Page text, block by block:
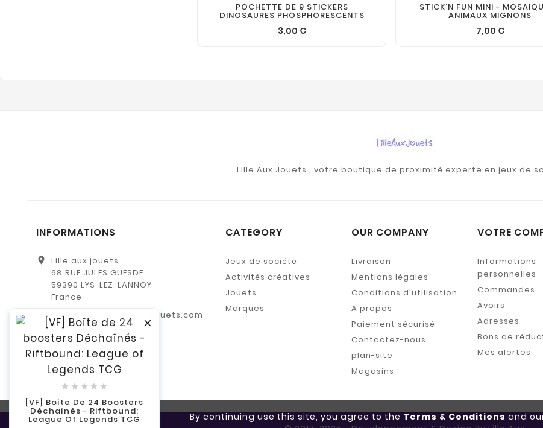
By continuing use this site, you agree to the Terms & Conditions and
POCHETTE DE 9 STICKERS
DINOSAURES PHOSPHORESCENTS
3,00 €
STICK'N FUN MINI -
ANIMAUX MIGNONS
7,00 €
Lille Aux Jouets , votre boutique de proximité experte en jeux de
INFORMATIONS
location_on
Lille aux jouets
68 RUE JULES GUESDE
59390 LYS-LEZ-LANNOY
France
email serviceclient@lilleauxjouets.com
call 0981465864
CATEGORY
Jeux de société
Activités créatives
Jouets
Marques
OUR COMPANY
Livraison
Mentions légales
Conditions d'utilisation
A propos
Paiement sécurisé
Contactez-nous
plan-site
Magasins
VOTRE
Informations
personnelles
Commandes
Avoirs
Adresses
Bons de
Mes alertes